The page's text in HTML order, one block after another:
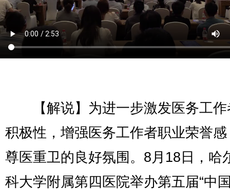
【解说】为进一步激发医务工作
积极性，增强医务工作者职业荣誉
尊医重卫的良好氛围。8月18日，哈
科大学附属第四医院举办第五届“中